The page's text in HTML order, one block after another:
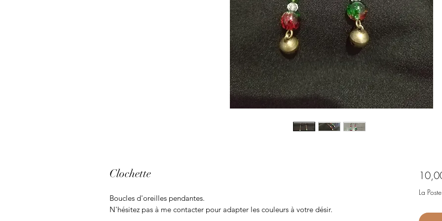
Clochette
Boucles d'oreilles pendantes.
N'hésitez pas à me contacter pour adapter les couleurs à votre désir.
La Poste